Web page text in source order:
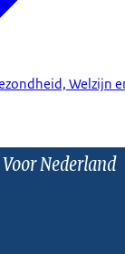
Welzijn
Nederland